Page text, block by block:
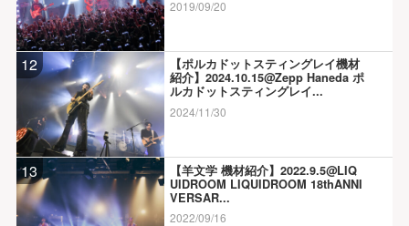
2019/09/20
12
【ポルカドットスティングレイ機材
紹介】2024.10.15@Zepp Haneda ポ
ルカドットスティングレイ...
2024/11/30
13
【羊文学 機材紹介】2022.9.5@LIQ
UIDROOM LIQUIDROOM 18thANNI
VERSAR...
2022/09/16